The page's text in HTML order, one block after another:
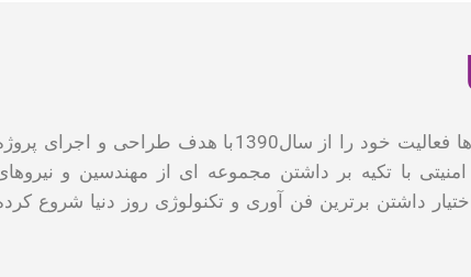
شرکت مهندسی برتر رها فعالیت خود را از سال1390با هدف طراحی و اجرای
با تکیه بر داشتن مجموعه ای از مهندسین و
داشتن برترین فن آوری و تکنولوژی روز دنیا شروع